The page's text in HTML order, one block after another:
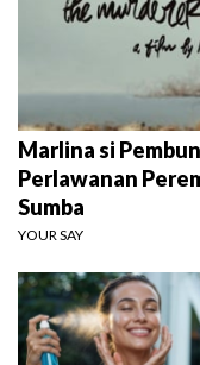
Marlina si
Perlawanan
Sumba
YOUR SAY